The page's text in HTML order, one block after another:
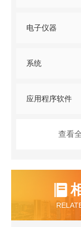
电子仪器
系统
应用程序软件
查看